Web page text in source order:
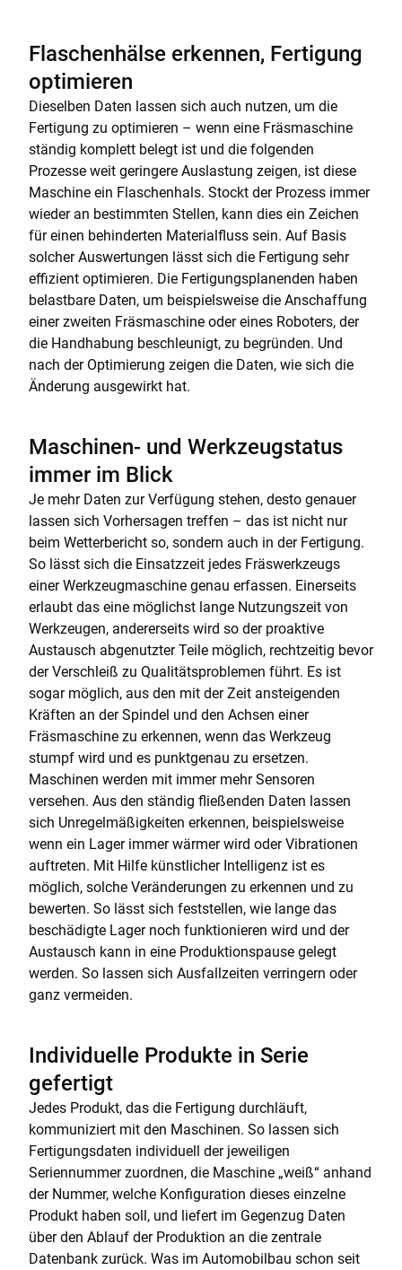
Flaschenhälse erkennen, Fertigung
optimieren
Dieselben Daten lassen sich auch nutzen, um die
Fertigung zu optimieren – wenn eine Fräsmaschine
ständig komplett belegt ist und die folgenden
Prozesse weit geringere Auslastung zeigen, ist diese
Maschine ein Flaschenhals. Stockt der Prozess immer
wieder an bestimmten Stellen, kann dies ein Zeichen
für einen behinderten Materialfluss sein. Auf Basis
solcher Auswertungen lässt sich die Fertigung sehr
effizient optimieren. Die Fertigungsplanenden haben
belastbare Daten, um beispielsweise die Anschaffung
einer zweiten Fräsmaschine oder eines Roboters, der
die Handhabung beschleunigt, zu begründen. Und
nach der Optimierung zeigen die Daten, wie sich die
Änderung ausgewirkt hat.
Maschinen- und Werkzeugstatus
immer im Blick
Je mehr Daten zur Verfügung stehen, desto genauer
lassen sich Vorhersagen treffen – das ist nicht nur
beim Wetterbericht so, sondern auch in der Fertigung.
So lässt sich die Einsatzzeit jedes Fräswerkzeugs
einer Werkzeugmaschine genau erfassen. Einerseits
erlaubt das eine möglichst lange Nutzungszeit von
Werkzeugen, andererseits wird so der proaktive
Austausch abgenutzter Teile möglich, rechtzeitig bevor
der Verschleiß zu Qualitätsproblemen führt. Es ist
sogar möglich, aus den mit der Zeit ansteigenden
Kräften an der Spindel und den Achsen einer
Fräsmaschine zu erkennen, wenn das Werkzeug
stumpf wird und es punktgenau zu ersetzen.
Maschinen werden mit immer mehr Sensoren
versehen. Aus den ständig fließenden Daten lassen
sich Unregelmäßigkeiten erkennen, beispielsweise
wenn ein Lager immer wärmer wird oder Vibrationen
auftreten. Mit Hilfe künstlicher Intelligenz ist es
möglich, solche Veränderungen zu erkennen und zu
bewerten. So lässt sich feststellen, wie lange das
beschädigte Lager noch funktionieren wird und der
Austausch kann in eine Produktionspause gelegt
werden. So lassen sich Ausfallzeiten verringern oder
ganz vermeiden.
Individuelle Produkte in Serie
gefertigt
Jedes Produkt, das die Fertigung durchläuft,
kommuniziert mit den Maschinen. So lassen sich
Fertigungsdaten individuell der jeweiligen
Seriennummer zuordnen, die Maschine „weiß“ anhand
der Nummer, welche Konfiguration dieses einzelne
Produkt haben soll, und liefert im Gegenzug Daten
über den Ablauf der Produktion an die zentrale
Datenbank zurück. Was im Automobilbau schon seit